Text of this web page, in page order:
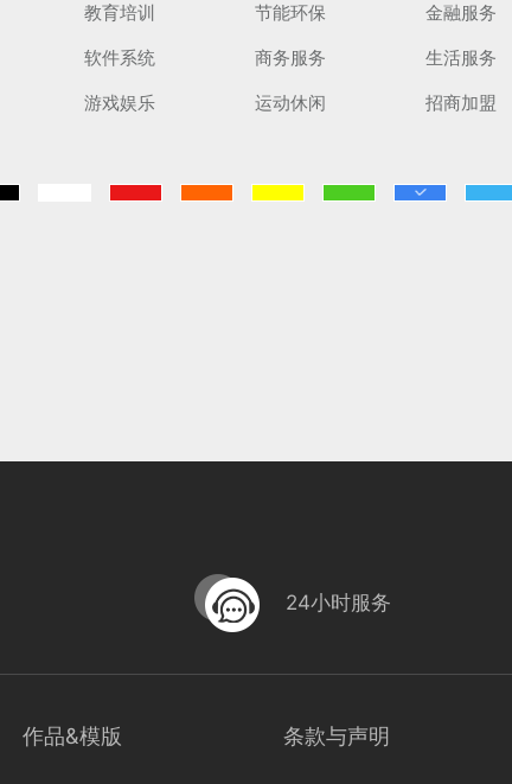
教育培训 节能环保 金融服务
软件系统 商务服务 生活服务
游戏娱乐 运动休闲 招商加盟
24小时服务
作品&模版 条款与声明